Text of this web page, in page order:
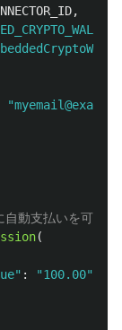
,
"
(
" : "100.00"